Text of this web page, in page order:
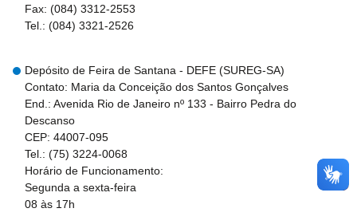
Fax: (084) 3312-2553
Tel.: (084) 3321-2526
Depósito de Feira de Santana - DEFE (SUREG-SA)
Contato: Maria da Conceição dos Santos Gonçalves
End.: Avenida Rio de Janeiro nº 133 - Bairro Pedra do
Descanso
CEP: 44007-095
Tel.: (75) 3224-0068
Horário de Funcionamento:
Segunda a sexta-feira
08 às 17h